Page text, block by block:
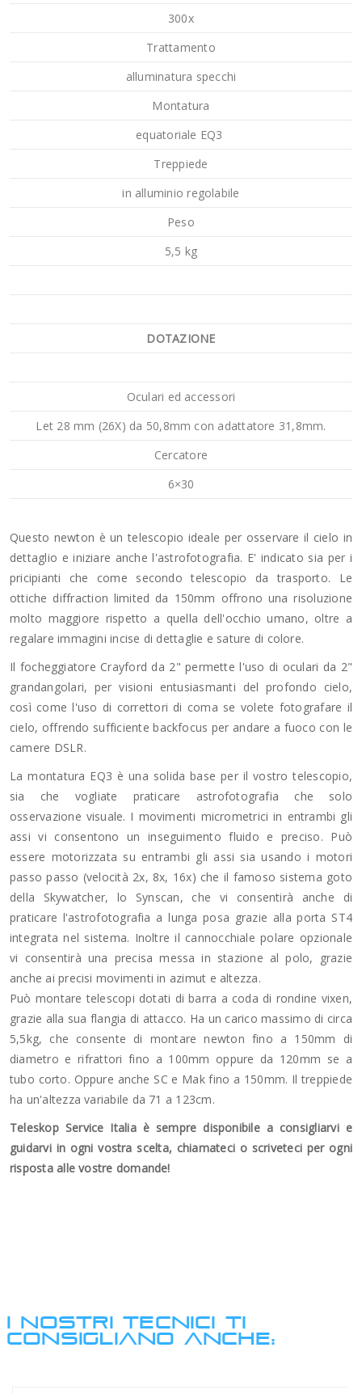
300x
Trattamento
alluminatura specchi
Montatura
equatoriale EQ3
Treppiede
in alluminio regolabile
Peso
5,5 kg
DOTAZIONE
Oculari ed accessori
Let 28 mm (26X) da 50,8mm con adattatore 31,8mm.
Cercatore
6×30
Questo newton è un telescopio ideale per osservare il cielo in
dettaglio e iniziare anche l'astrofotografia. E' indicato sia per i
pricipianti che come secondo telescopio da trasporto. Le
ottiche diffraction limited da 150mm offrono una risoluzione
molto maggiore rispetto a quella dell'occhio umano, oltre a
regalare immagini incise di dettaglie e sature di colore.
Il focheggiatore Crayford da 2" permette l'uso di oculari da 2"
grandangolari, per visioni entusiasmanti del profondo cielo,
così come l'uso di correttori di coma se volete fotografare il
cielo, offrendo sufficiente backfocus per andare a fuoco con le
camere DSLR.
La montatura EQ3 è una solida base per il vostro telescopio,
sia che vogliate praticare astrofotografia che solo
osservazione visuale. I movimenti micrometrici in entrambi gli
assi vi consentono un inseguimento fluido e preciso. Può
essere motorizzata su entrambi gli assi sia usando i motori
passo passo (velocità 2x, 8x, 16x) che il famoso sistema goto
della Skywatcher, lo Synscan, che vi consentirà anche di
praticare l'astrofotografia a lunga posa grazie alla porta ST4
integrata nel sistema. Inoltre il cannocchiale polare opzionale
vi consentirà una precisa messa in stazione al polo, grazie
anche ai precisi movimenti in azimut e altezza.
Può montare telescopi dotati di barra a coda di rondine vixen,
grazie alla sua flangia di attacco. Ha un carico massimo di circa
5,5kg, che consente di montare newton fino a 150mm di
diametro e rifrattori fino a 100mm oppure da 120mm se a
tubo corto. Oppure anche SC e Mak fino a 150mm. Il treppiede
ha un'altezza variabile da 71 a 123cm.
Teleskop Service Italia è sempre disponibile a consigliarvi e
guidarvi in ogni vostra scelta, chiamateci o scriveteci per ogni
risposta alle vostre domande!
I NOSTRI TECNICI TI
CONSIGLIANO ANCHE: